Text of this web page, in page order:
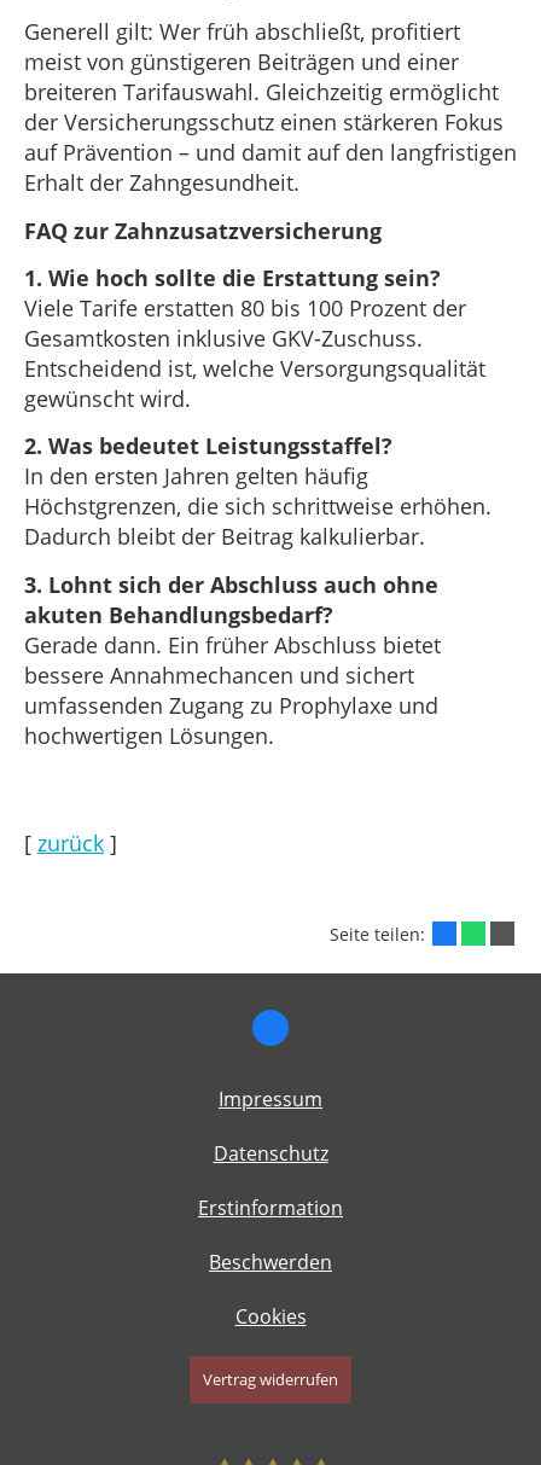
Generell gilt: Wer früh abschließt, profitiert
meist von günstigeren Beiträgen und einer
breiteren Tarifauswahl. Gleichzeitig ermöglicht
der Versicherungsschutz einen stärkeren Fokus
auf Prävention – und damit auf den langfristigen
Erhalt der Zahngesundheit.
FAQ zur Zahnzusatzversicherung
1. Wie hoch sollte die Erstattung sein?
Viele Tarife erstatten 80 bis 100 Prozent der
Gesamtkosten inklusive GKV-Zuschuss.
Entscheidend ist, welche Versorgungsqualität
gewünscht wird.
2. Was bedeutet Leistungsstaffel?
In den ersten Jahren gelten häufig
Höchstgrenzen, die sich schrittweise erhöhen.
Dadurch bleibt der Beitrag kalkulierbar.
3. Lohnt sich der Abschluss auch ohne
akuten Behandlungsbedarf?
Gerade dann. Ein früher Abschluss bietet
bessere Annahmechancen und sichert
umfassenden Zugang zu Prophylaxe und
hochwertigen Lösungen.
[ zurück ]
Seite teilen:
Impressum
Datenschutz
Erstinformation
Beschwerden
Cookies
Vertrag widerrufen